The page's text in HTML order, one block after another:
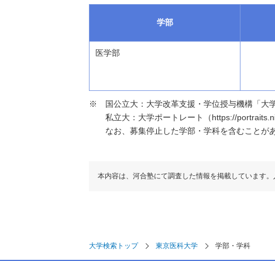
学部
医学部
国公立大：大学改革支援・学位授与機構「
私立大：大学ポートレート（https://
なお、募集停止した学部・学科を含むことが
本内容は、河合塾にて調査した情報を掲載しています
大学検索トップ 東京医科大学 学部・学科